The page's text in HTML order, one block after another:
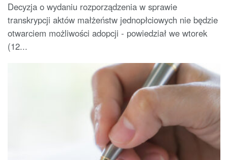
Decyzja o wydaniu rozporządzenia w sprawie
transkrypcji aktów małżeństw jednopłciowych nie będzie
otwarciem możliwości adopcji - powiedział we wtorek
(12...